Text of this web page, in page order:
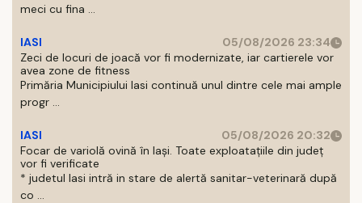
meci cu fina ...
IASI
05/08/2026 23:34
Zeci de locuri de joacă vor fi modernizate, iar cartierele vor
avea zone de fitness
Primăria Municipiului Iasi continuă unul dintre cele mai ample
progr ...
IASI
05/08/2026 20:32
Focar de variolă ovină în Iași. Toate exploatațiile din județ
vor fi verificate
* judetul Iasi intră in stare de alertă sanitar-veterinară după
co ...